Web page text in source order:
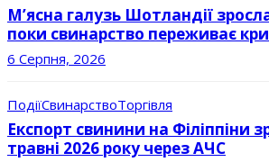
М’ясна галузь Шотландії
поки свинарство переживає
6 Серпня, 2026
ПодіїСвинарствоТоргівля
Експорт свинини на Філіппіни
травні 2026 року через АЧС